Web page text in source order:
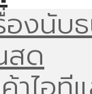
องนับ
สด